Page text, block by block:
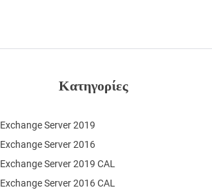
Κατηγορίες
Exchange Server 2019
Exchange Server 2016
Exchange Server 2019 CAL
Exchange Server 2016 CAL